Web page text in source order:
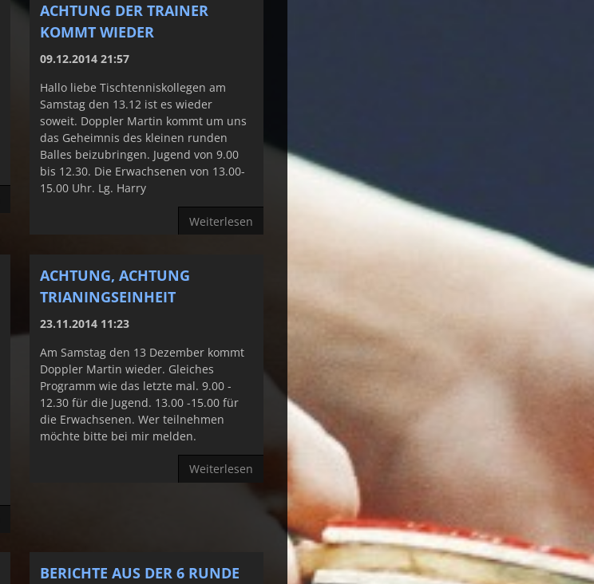
ACHTUNG DER TRAINER
KOMMT WIEDER
09.12.2014 21:57
Hallo liebe Tischtenniskollegen am
Samstag den 13.12 ist es wieder
soweit. Doppler Martin kommt um uns
das Geheimnis des kleinen runden
Balles beizubringen. Jugend von 9.00
bis 12.30. Die Erwachsenen von 13.00-
15.00 Uhr. Lg. Harry
Weiterlesen
ACHTUNG, ACHTUNG
TRIANINGSEINHEIT
23.11.2014 11:23
Am Samstag den 13 Dezember kommt
Doppler Martin wieder. Gleiches
Programm wie das letzte mal. 9.00 -
12.30 für die Jugend. 13.00 -15.00 für
die Erwachsenen. Wer teilnehmen
möchte bitte bei mir melden.
Weiterlesen
BERICHTE AUS DER 6 RUNDE